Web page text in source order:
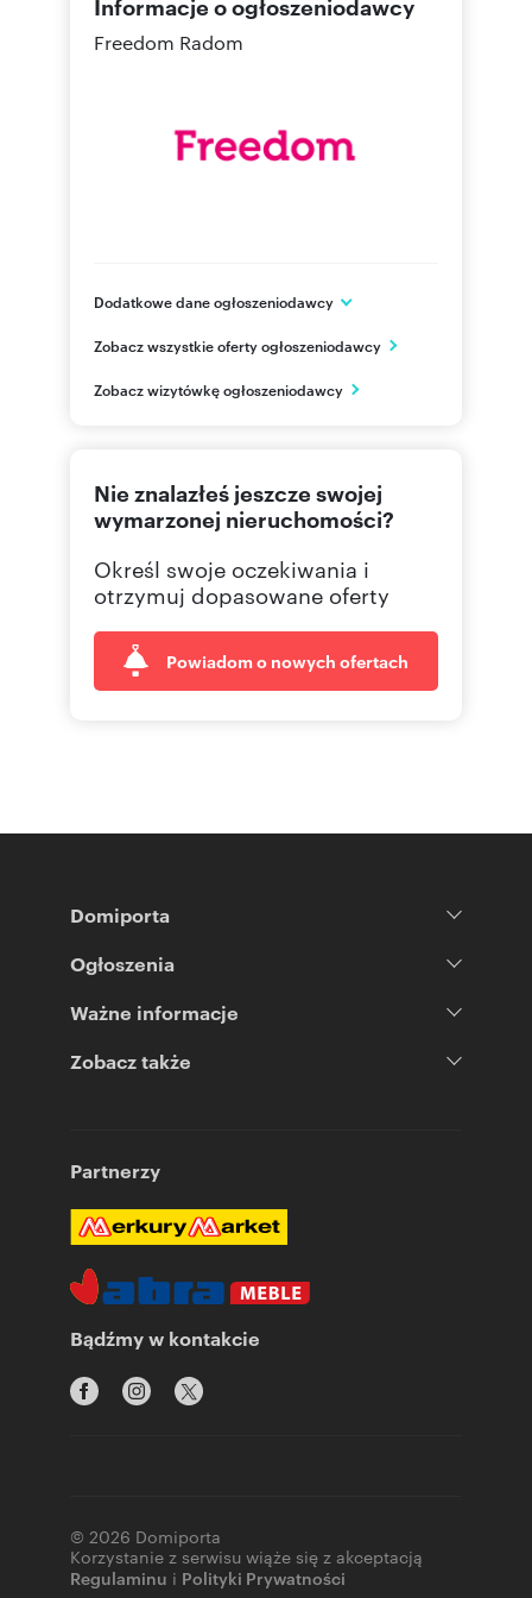
Freedom Radom
Dodatkowe dane ogłoszeniodawcy
Radom
PL
Zobacz wszystkie oferty ogłoszeniodawcy
Zobacz wizytówkę ogłoszeniodawcy
Nie znalazłeś jeszcze swojej
wymarzonej nieruchomości?
Określ swoje oczekiwania i
otrzymuj dopasowane oferty
Powiadom o nowych ofertach
Domiporta
Ogłoszenia
Ważne informacje
Zobacz także
Partnerzy
Bądźmy w kontakcie
© 2026 Domiporta
Korzystanie z serwisu wiąże się z akceptacją
Regulaminu i Polityki Prywatności